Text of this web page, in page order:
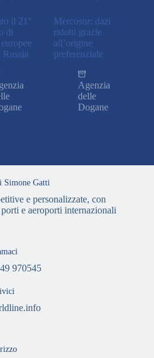
il 21°
di
Russia
Mercosur: dazi
ridotti grazie
all’origine
preferenziale
Agenzia
delle
Dogane
Simone Gatti
e personalizzate, con
e aeroporti internazionali
970545